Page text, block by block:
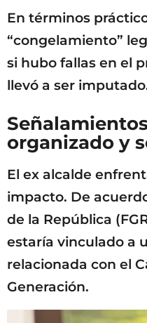
En términos
“congelamiento”
si hubo fallas en el
llevó a ser
organizado y
El ex alcalde
impacto. De
de la República
estaría vinculado a
relacionada con el
Generación.